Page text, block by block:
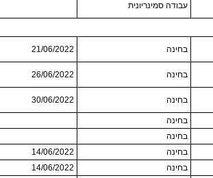
עבודה סמינריונית
בחינה 21/06/2022
בחינה 26/06/2022
בחינה 30/06/2022
בחינה
בחינה
בחינה 14/06/2022
בחינה 14/06/2022